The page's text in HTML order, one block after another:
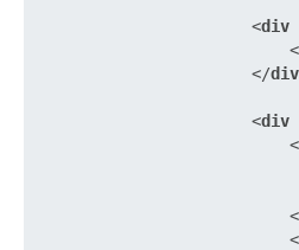
<div
<
</div
<div
<
<